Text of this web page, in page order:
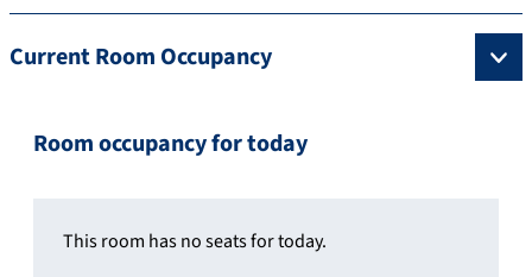
Current Room Occupancy
Room occupancy for today
This room has no seats for today.